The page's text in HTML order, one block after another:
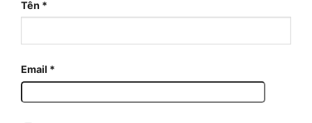
Tên *
Email *